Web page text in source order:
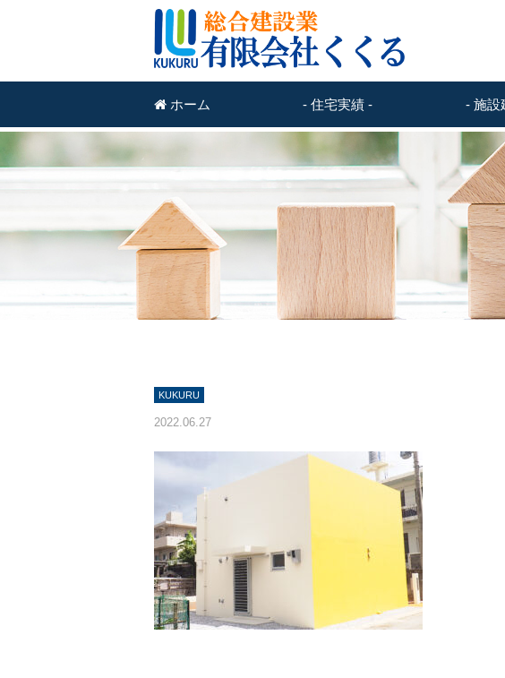
ホーム - 住宅実績 - - 施設
KUKURU
2022.06.27